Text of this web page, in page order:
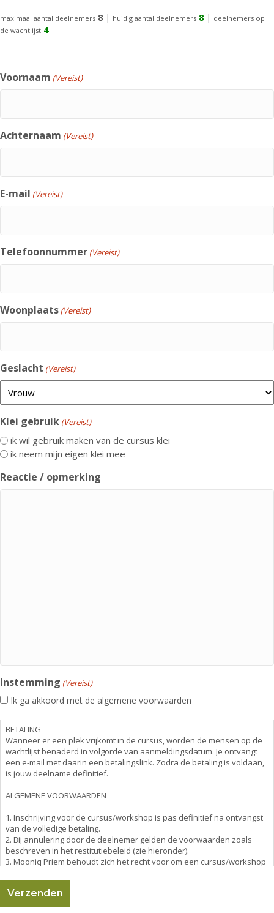
maximaal aantal deelnemers 8 | huidig aantal deelnemers 8 | deelnemers op
de wachtlijst 4
Voornaam (Vereist)
Achternaam (Vereist)
E-mail (Vereist)
Telefoonnummer (Vereist)
Woonplaats (Vereist)
Geslacht (Vereist)
Klei gebruik (Vereist)
ik wil gebruik maken van de cursus klei
ik neem mijn eigen klei mee
Reactie / opmerking
Instemming (Vereist)
Ik ga akkoord met de algemene voorwaarden
BETALING
Wanneer er een plek vrijkomt in de cursus, worden de mensen op de
wachtlijst benaderd in volgorde van aanmeldingsdatum. Je ontvangt
een e-mail met daarin een betalingslink. Zodra de betaling is voldaan,
is jouw deelname definitief.
ALGEMENE VOORWAARDEN
1. Inschrijving voor de cursus/workshop is pas definitief na ontvangst
van de volledige betaling.
2. Bij annulering door de deelnemer gelden de voorwaarden zoals
beschreven in het restitutiebeleid (zie hieronder).
3. Mooniq Priem behoudt zich het recht voor om een cursus/workshop
6 cursisten) of onvoorziene omstandigheden. In dit geval wordt het
volledige bedrag terugbetaald of een alternatieve datum
aangeboden.